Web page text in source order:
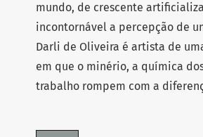
mundo, de crescente
incontornável a percepção de
Darli de Oliveira é artista de
em que o minério, a química
trabalho rompem com a